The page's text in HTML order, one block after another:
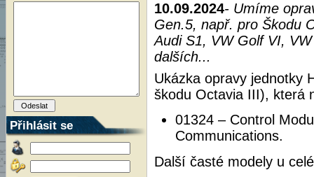
Přihlásit se
10.09.2024- Umíme
Gen.5, např. pro Škodu
Audi S1, VW Golf VI,
dalších...
Ukázka opravy jednotky
škodu Octavia III), která
01324 – Control
Communications.
Další časté modely u